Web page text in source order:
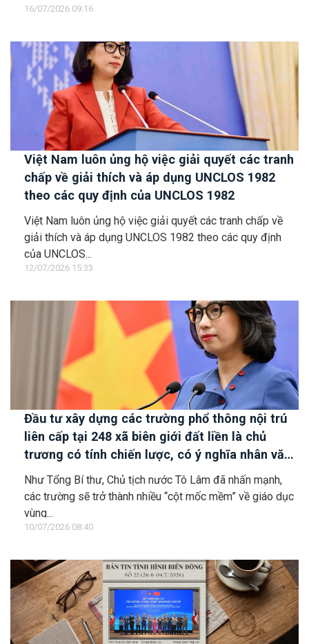
16/07/2026 09:16
Việt Nam luôn ủng hộ việc giải quyết các tranh
chấp về giải thích và áp dụng UNCLOS 1982
theo các quy định của UNCLOS 1982
Việt Nam luôn ủng hộ việc giải quyết các tranh chấp về
giải thích và áp dụng UNCLOS 1982 theo các quy định
của UNCLOS...
12/07/2026 15:33
Đầu tư xây dựng các trường phổ thông nội trú
liên cấp tại 248 xã biên giới đất liền là chủ
trương có tính chiến lược, có ý nghĩa nhân văn
sâu sắc
Như Tổng Bí thư, Chủ tịch nước Tô Lâm đã nhấn mạnh,
các trường sẽ trở thành nhiều “cột mốc mềm” về giáo dục
vùng...
10/07/2026 08:40